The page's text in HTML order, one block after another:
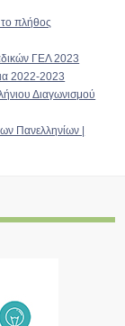
το πλήθος
ΓΕΛ 2023
2022-2023
Διαγωνισμού
Πανελληνίων |